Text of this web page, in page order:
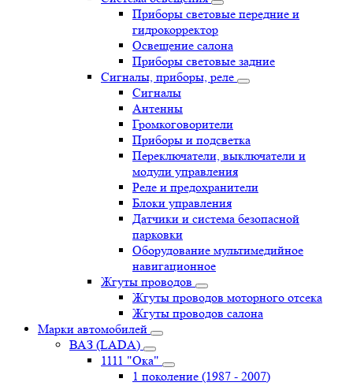
Приборы световые передние и
гидрокорректор
Освещение салона
Приборы световые задние
Сигналы, приборы, реле
Сигналы
Антенны
Громкоговорители
Приборы и подсветка
Переключатели, выключатели и
модули управления
Реле и предохранители
Блоки управления
Датчики и система безопасной
парковки
Оборудование мультимедийное
навигационное
Жгуты проводов
Жгуты проводов моторного отсека
Жгуты проводов салона
Марки автомобилей
ВАЗ (LADA)
1111 "Ока"
1 поколение (1987 - 2007)